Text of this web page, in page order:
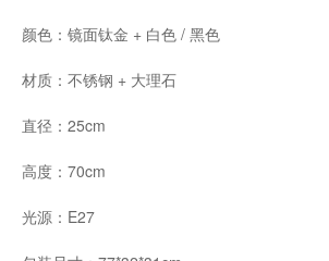
颜色：镜面钛金 + 白色 / 黑色
材质：不锈钢 + 大理石
直径：25cm
高度：70cm
光源：E27